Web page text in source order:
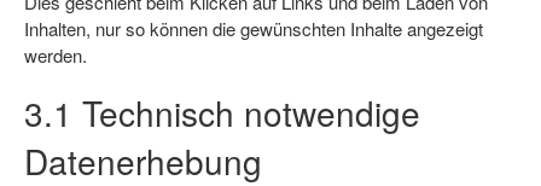
Inhalten, nur so können die gewünschten Inhalte angezeigt
werden.
3.1 Technisch notwendige
Datenerhebung